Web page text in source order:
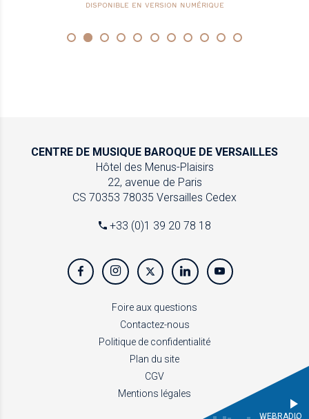
DISPONIBLE EN VERSION NUMÉRIQUE
CENTRE DE MUSIQUE BAROQUE DE VERSAILLES
Hôtel des Menus-Plaisirs
22, avenue de Paris
CS 70353 78035 Versailles Cedex
+33 (0)1 39 20 78 18
Foire aux questions
Contactez-nous
Politique de confidentialité
Plan du site
CGV
Mentions légales
WEBRADIO